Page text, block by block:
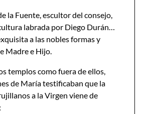
la Fuente, escultor del consejo,
labrada por Diego Durán…
a las nobles formas y
Madre e Hijo.
templos como fuera de ellos,
de María testificaban que la
a la Virgen viene de